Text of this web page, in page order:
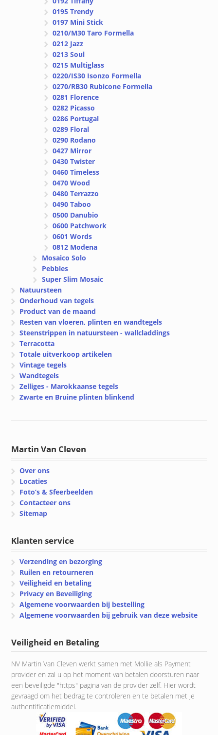
0195 Trendy
0197 Mini Stick
0210/M30 Taro Formella
0212 Jazz
0213 Soul
0215 Multiglass
0220/IS30 Isonzo Formella
0270/RB30 Rubicone Formella
0281 Florence
0282 Picasso
0286 Portugal
0289 Floral
0290 Rodano
0427 Mirror
0430 Twister
0460 Timeless
0470 Wood
0480 Terrazzo
0490 Taboo
0500 Danubio
0600 Patchwork
0601 Words
0812 Modena
Mosaico Solo
Pebbles
Super Slim Mosaic
Natuursteen
Onderhoud van tegels
Product van de maand
Resten van vloeren, plinten en wandtegels
Steenstrippen in natuursteen - wallcladdings
Terracotta
Totale uitverkoop artikelen
Vintage tegels
Wandtegels
Zelliges - Marokkaanse tegels
Zwarte en Bruine plinten blinkend
Martin Van Cleven
Over ons
Locaties
Foto’s & Sfeerbeelden
Contacteer ons
Sitemap
Klanten service
Verzending en bezorging
Ruilen en retourneren
Veiligheid en betaling
Privacy en Beveiliging
Algemene voorwaarden bij bestelling
Algemene voorwaarden bij gebruik van deze website
Veiligheid en Betaling
NV Martin Van Cleven werkt samen met Mollie als Payment
provider en zal u op het moment van betalen doorsturen naar
een beveiligde "https" pagina van de provider zelf. Hier wordt
gevraagd om het bedrag te controleren en te betalen met je
authentificatiemiddel.